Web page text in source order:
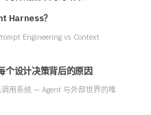
Harness？
Engineering vs Context
个设计决策背后的原因
用系统 — Agent 与外部世界的唯